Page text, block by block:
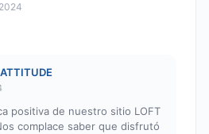
positiva de nuestro sitio LOFT
complace saber que disfrutó